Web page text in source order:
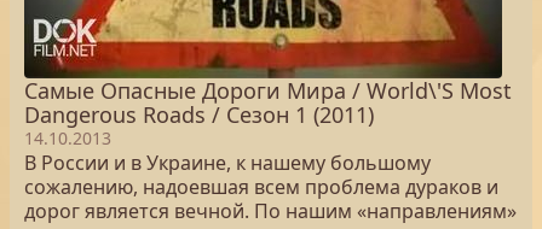
Самые Опасные Дороги Мира / World\'S Most
Dangerous Roads / Сезон 1 (2011)
14.10.2013
В России и в Украине, к нашему большому
сожалению, надоевшая всем проблема дураков и
дорог является вечной. По нашим «направлениям»